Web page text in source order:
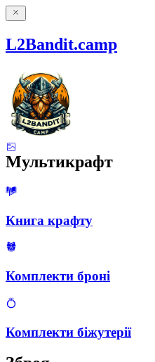
L2Bandit.camp
Мультикрафт
Книга крафту
Комплекти броні
Комплекти біжутерії